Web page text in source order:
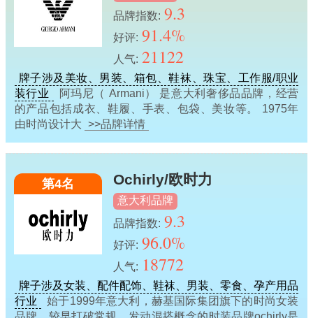
品牌指数: 9.3
好评: 91.4%
人气: 21122
牌子涉及美妆、男装、箱包、鞋袜、珠宝、工作服/职业
装行业
阿玛尼（ Armani） 是意大利奢侈品品牌，经营
的产品包括成衣、鞋履、手表、包袋、美妆等。 1975年
由时尚设计大 >>品牌详情
第4名 Ochirly/欧时力
意大利品牌
品牌指数: 9.3
好评: 96.0%
人气: 18772
牌子涉及女装、配件配饰、鞋袜、男装、零食、孕产用品
行业
始于1999年意大利，赫基国际集团旗下的时尚女装